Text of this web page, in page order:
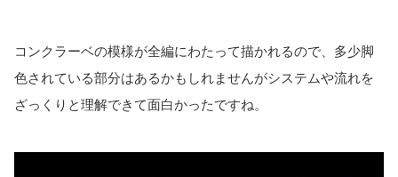
コンクラーベの模様が全編にわたって描かれるので、多少脚
色されている部分はあるかもしれませんがシステムや流れを
ざっくりと理解できて面白かったですね。